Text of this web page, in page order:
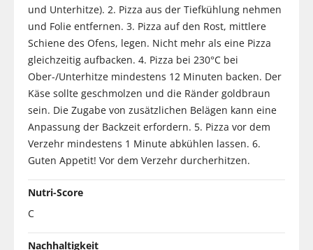
und Unterhitze). 2. Pizza aus der Tiefkühlung nehmen
und Folie entfernen. 3. Pizza auf den Rost, mittlere
Schiene des Ofens, legen. Nicht mehr als eine Pizza
gleichzeitig aufbacken. 4. Pizza bei 230°C bei
Ober-/Unterhitze mindestens 12 Minuten backen. Der
Käse sollte geschmolzen und die Ränder goldbraun
sein. Die Zugabe von zusätzlichen Belägen kann eine
Anpassung der Backzeit erfordern. 5. Pizza vor dem
Verzehr mindestens 1 Minute abkühlen lassen. 6.
Guten Appetit! Vor dem Verzehr durcherhitzen.
Nutri-Score
C
Nachhaltigkeit